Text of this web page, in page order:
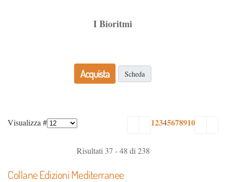
I Bioritmi
Acquista Scheda
Visualizza # 12345678910
Risultati 37 - 48 di 238
Collane Edizioni Mediterranee